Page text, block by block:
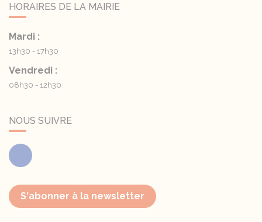
HORAIRES DE LA MAIRIE
Mardi :
13h30 - 17h30
Vendredi :
08h30 - 12h30
NOUS SUIVRE
Facebook
S'abonner à la newsletter